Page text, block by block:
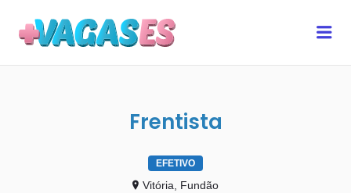
Frentista
EFETIVO
Vitória, Fundão